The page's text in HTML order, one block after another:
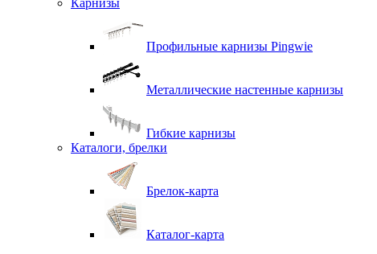
Карнизы
Профильные карнизы Pingwie
Металлические настенные карнизы
Гибкие карнизы
Каталоги, брелки
Брелок-карта
Каталог-карта